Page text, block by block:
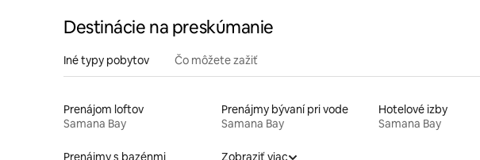
Destinácie na preskúmanie
Iné typy pobytov Čo môžete zažiť
Prenájom loftov
Samana Bay
Prenájmy bývaní pri vode
Samana Bay
Hotelové izby
Samana Bay
Prenájmy s bazénmi Zobraziť viac